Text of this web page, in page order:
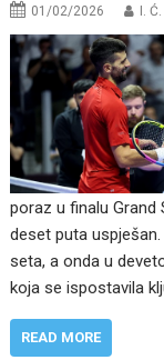
01/02/2026 I. Ć.
poraz u finalu Grand
deset puta
seta, a onda u
koja se ispostavila
READ MORE